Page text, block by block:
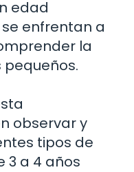
edad
enfrentan a
la
observar y
tipos de
3 a 4 años